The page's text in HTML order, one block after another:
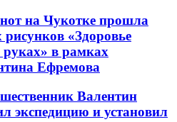
на Чукотке прошла
рисунков «Здоровье
в рамках
Ефремова
Валентин
экспедицию и установил